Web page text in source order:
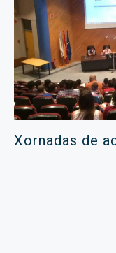
Xornadas de